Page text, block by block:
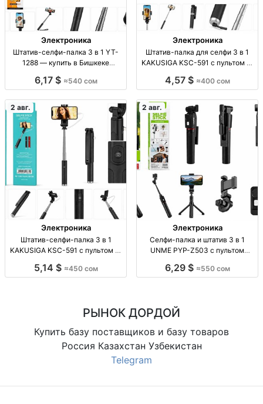
Электроника
Штатив-селфи-палка 3 в 1 YT-
1288 — купить в Бишкеке
модель YT-1288, хорошее
540 сом
6,17 $ ≈540 сом
Электроника
Штатив-палка для селфи 3 в 1
KAKUSIGA KSC-591 с пультом —
KAKUSIGA KSC-591, пульт ДУ,
сом.
4,57 $ ≈400 сом
2 авг.
Электроника
Штатив-селфи-палка 3 в 1
KAKUSIGA KSC-591 с пультом —
1 KAKUSIGA KSC-591, пульт ДУ,
5,14 $ ≈450 сом
2 авг.
Электроника
Селфи-палка и штатив 3 в 1
UNME PYP-Z503 с пультом
ДУ, UNME PYP-Z503, новое
6,29 $ ≈550 сом
РЫНОК ДОРДОЙ
Купить базу поставщиков и базу товаров
Россия Казахстан Узбекистан
Telegram